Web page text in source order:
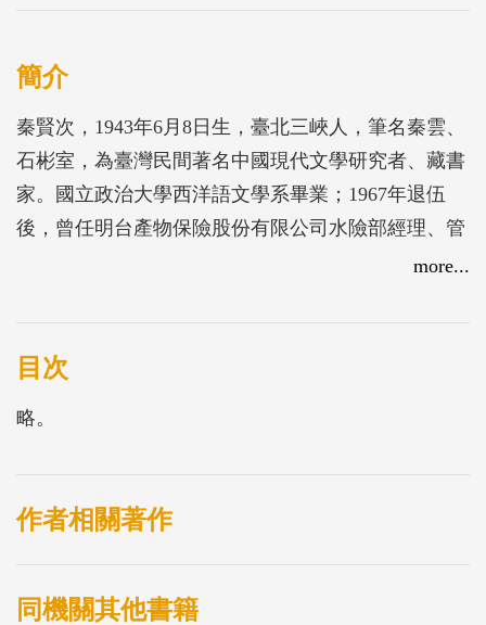
簡介
秦賢次，1943年6月8日生，臺北三峽人，筆名秦雲、
石彬室，為臺灣民間著名中國現代文學研究者、藏書
家。國立政治大學西洋語文學系畢業；1967年退伍
後，曾任明台產物保險股份有限公司水險部經理、管
理部協理、臺北市產物保險商業同業公會水險委員會
致力於新文學史料的蒐集與整理，並經常撰文介紹五
四時期文學家之生平與著作；近年來研究重心轉向日
賢次多次捐贈所藏書予中央研究院中國文哲研究所圖
個世紀的發展，有其第一手的見證。
more...
目次
略。
作者相關著作
同機關其他書籍